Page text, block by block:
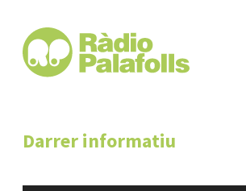
Darrer informatiu